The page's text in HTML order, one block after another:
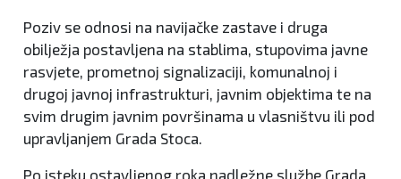
Poziv se odnosi na navijačke zastave i druga
obilježja postavljena na stablima, stupovima javne
rasvjete, prometnoj signalizaciji, komunalnoj i
drugoj javnoj infrastrukturi, javnim objektima te na
svim drugim javnim površinama u vlasništvu ili pod
upravljanjem Grada Stoca.
Po isteku ostavljenog roka nadležne službe Grada